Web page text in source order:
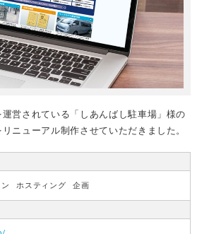
営されている「しあんばし駐車場」様の
ニューアル制作させていただきました。
ホスティング 企画